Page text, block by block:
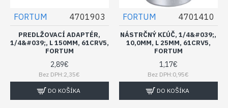
FORTUM 4701903
PREDLŽOVACÍ ADAPTÉR,
1/4&#039;, L 150MM, 61CRV5,
FORTUM
2,89€
Bez DPH:2,35€
DO KOŠÍKA
FORTUM 4701410
NÁSTRČNÝ KĽÚČ, 1/4&#039;,
10,0MM, L 25MM, 61CRV5,
FORTUM
1,17€
Bez DPH:0,95€
DO KOŠÍKA